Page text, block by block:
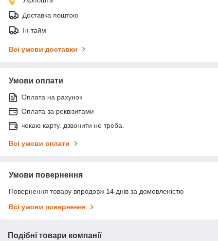
Доставка поштою
Ін-тайм
Всі умови доставки
Умови оплати
Оплата на рахунок
Оплата за реквізитами
чекаю карту. дзвонити не треба.
Всі умови оплати
Умови повернення
Повернення товару впродовж 14 днів за домовленістю
Всі умови повернення
Подібні товари компанії